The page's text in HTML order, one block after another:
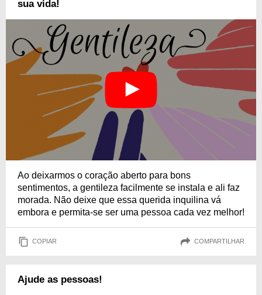
sua vida!
Ao deixarmos o coração aberto para bons
sentimentos, a gentileza facilmente se instala e ali faz
morada. Não deixe que essa querida inquilina vá
embora e permita-se ser uma pessoa cada vez melhor!
COPIAR COMPARTILHAR
Ajude as pessoas!